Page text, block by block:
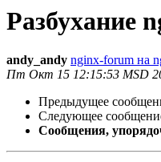
Разбухание
andy_andy nginx-forum на
Пт Окт 15 12:15:53 MSD
Предыдущее
Следующее
Сообщения,